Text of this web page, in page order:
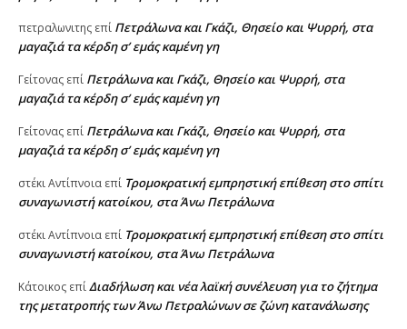
πετραλωνιτης επί Πετράλωνα και Γκάζι, Θησείο και Ψυρρή, στα
μαγαζιά τα κέρδη σ’ εμάς καμένη γη
Γείτονας επί Πετράλωνα και Γκάζι, Θησείο και Ψυρρή, στα
μαγαζιά τα κέρδη σ’ εμάς καμένη γη
Γείτονας επί Πετράλωνα και Γκάζι, Θησείο και Ψυρρή, στα
μαγαζιά τα κέρδη σ’ εμάς καμένη γη
στέκι Αντίπνοια επί Τρομοκρατική εμπρηστική επίθεση στο σπίτι
συναγωνιστή κατοίκου, στα Άνω Πετράλωνα
στέκι Αντίπνοια επί Τρομοκρατική εμπρηστική επίθεση στο σπίτι
συναγωνιστή κατοίκου, στα Άνω Πετράλωνα
Κάτοικος επίΔιαδήλωση και νέα λαϊκή συνέλευση για το ζήτημα
της μετατροπής των Άνω Πετραλώνων σε ζώνη κατανάλωσης